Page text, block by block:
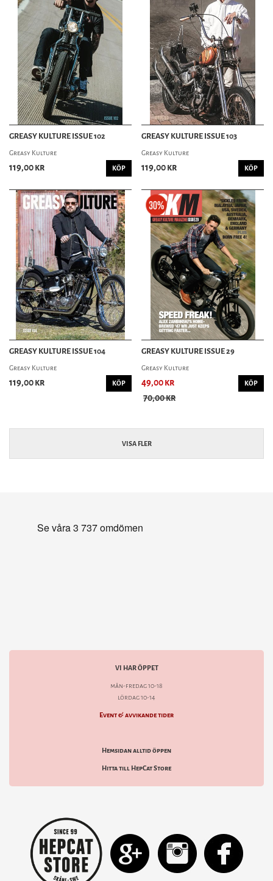
GREASY KULTURE ISSUE 102
Greasy Kulture
119,00 kr KÖP
GREASY KULTURE ISSUE 103
Greasy Kulture
119,00 kr KÖP
GREASY KULTURE ISSUE 104
Greasy Kulture
119,00 kr KÖP
GREASY KULTURE ISSUE 29
Greasy Kulture
49,00 kr
70,00 kr
KÖP
VISA FLER
VI HAR ÖPPET
mån-fredag 10-18
lördag 10-14
Event & avvikande tider
Hemsidan alltid öppen
Hitta till HepCat Store